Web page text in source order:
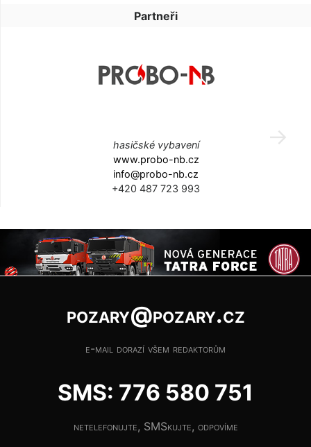
Partneři
hasičské vybavení
www.probo-nb.cz
info@probo-nb.cz
+420 487 723 993
pozary@pozary.cz
e-mail dorazí všem redaktorům
SMS: 776 580 751
netelefonujte, SMSkujte, odpovíme